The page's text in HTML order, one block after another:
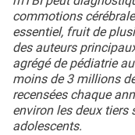
commotions
essentiel, fruit de
des auteurs
agrégé de pédiatrie
moins de 3 millions
recensées chaque
environ les deux tiers
adolescents.